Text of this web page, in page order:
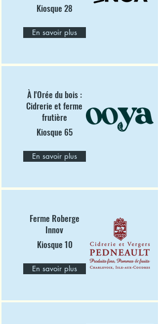
Kiosque 28
En savoir plus
À l'Orée du bois :
Cidrerie et ferme
frutière
Kiosque 65
En savoir plus
Ferme Roberge
Innov
Kiosque 10
En savoir plus